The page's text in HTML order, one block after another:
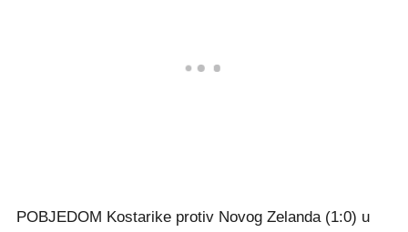
POBJEDOM Kostarike protiv Novog Zelanda (1:0) u